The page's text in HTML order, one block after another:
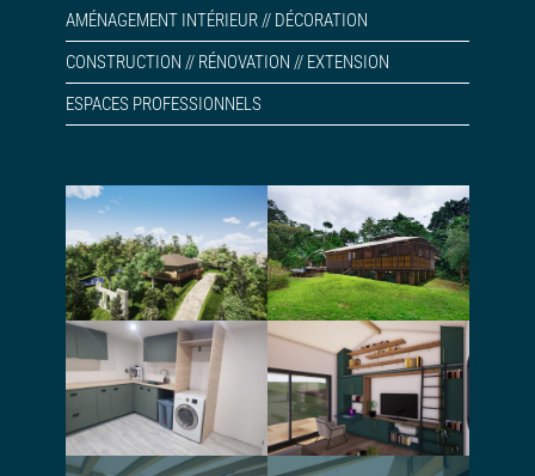
AMÉNAGEMENT INTÉRIEUR // DÉCORATION
CONSTRUCTION // RÉNOVATION // EXTENSION
ESPACES PROFESSIONNELS
Conception et
permis d’une
maison en paille
porteuse
Permis de
construire pour
une maison dans
la jungle
Aménagement
d’une buanderie
en sous-sol
Rénovation,
extension d’une
petite maison
mitoyenne,
agencement
intérieur